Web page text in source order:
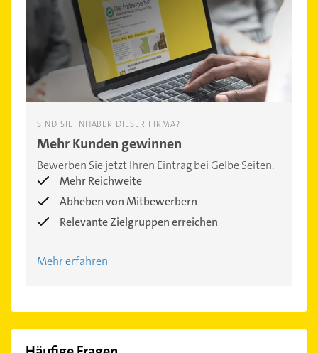
SIND SIE INHABER DIESER FIRMA?
Mehr Kunden gewinnen
Bewerben Sie jetzt Ihren Eintrag bei Gelbe Seiten.
Mehr Reichweite
Abheben von Mitbewerbern
Relevante Zielgruppen erreichen
Mehr erfahren